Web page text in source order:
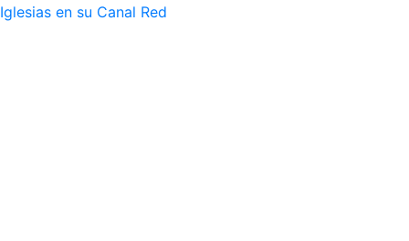
Iglesias en su Canal Red